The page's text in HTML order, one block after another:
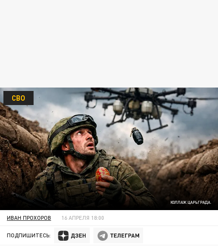
КОЛЛАЖ ЦАРЬГРАДА.
СВО
ИВАН ПРОХОРОВ 16 АПРЕЛЯ 18:00
ПОДПИШИТЕСЬ: